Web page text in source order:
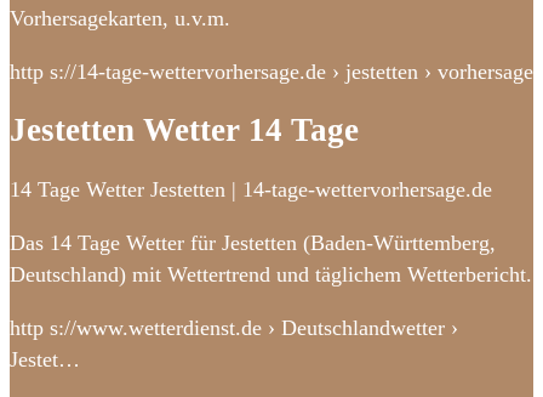
Vorhersagekarten, u.v.m.
http s://14-tage-wettervorhersage.de › jestetten › vorhersage
Jestetten Wetter 14 Tage
14 Tage Wetter Jestetten | 14-tage-wettervorhersage.de
Das 14 Tage Wetter für Jestetten (Baden-Württemberg,
Deutschland) mit Wettertrend und täglichem Wetterbericht.
http s://www.wetterdienst.de › Deutschlandwetter ›
Jestet…